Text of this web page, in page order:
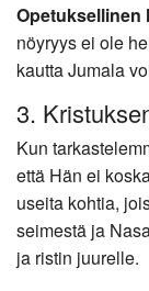
Opetuksellinen
nöyryys ei ole
kautta Jumala
3.
Kun
että Hän ei
useita kohtia,
seimestä ja
ja ristin juurelle.